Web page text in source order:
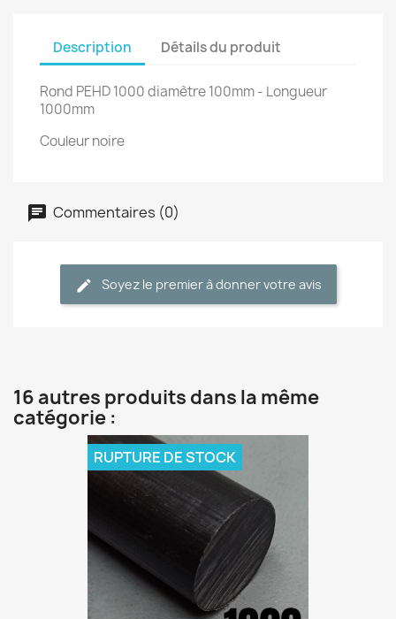
Description Détails du produit
Rond PEHD 1000 diamètre 100mm - Longueur
1000mm
Couleur noire
Commentaires (0)
Soyez le premier à donner votre avis
16 autres produits dans la même
catégorie :
RUPTURE DE STOCK